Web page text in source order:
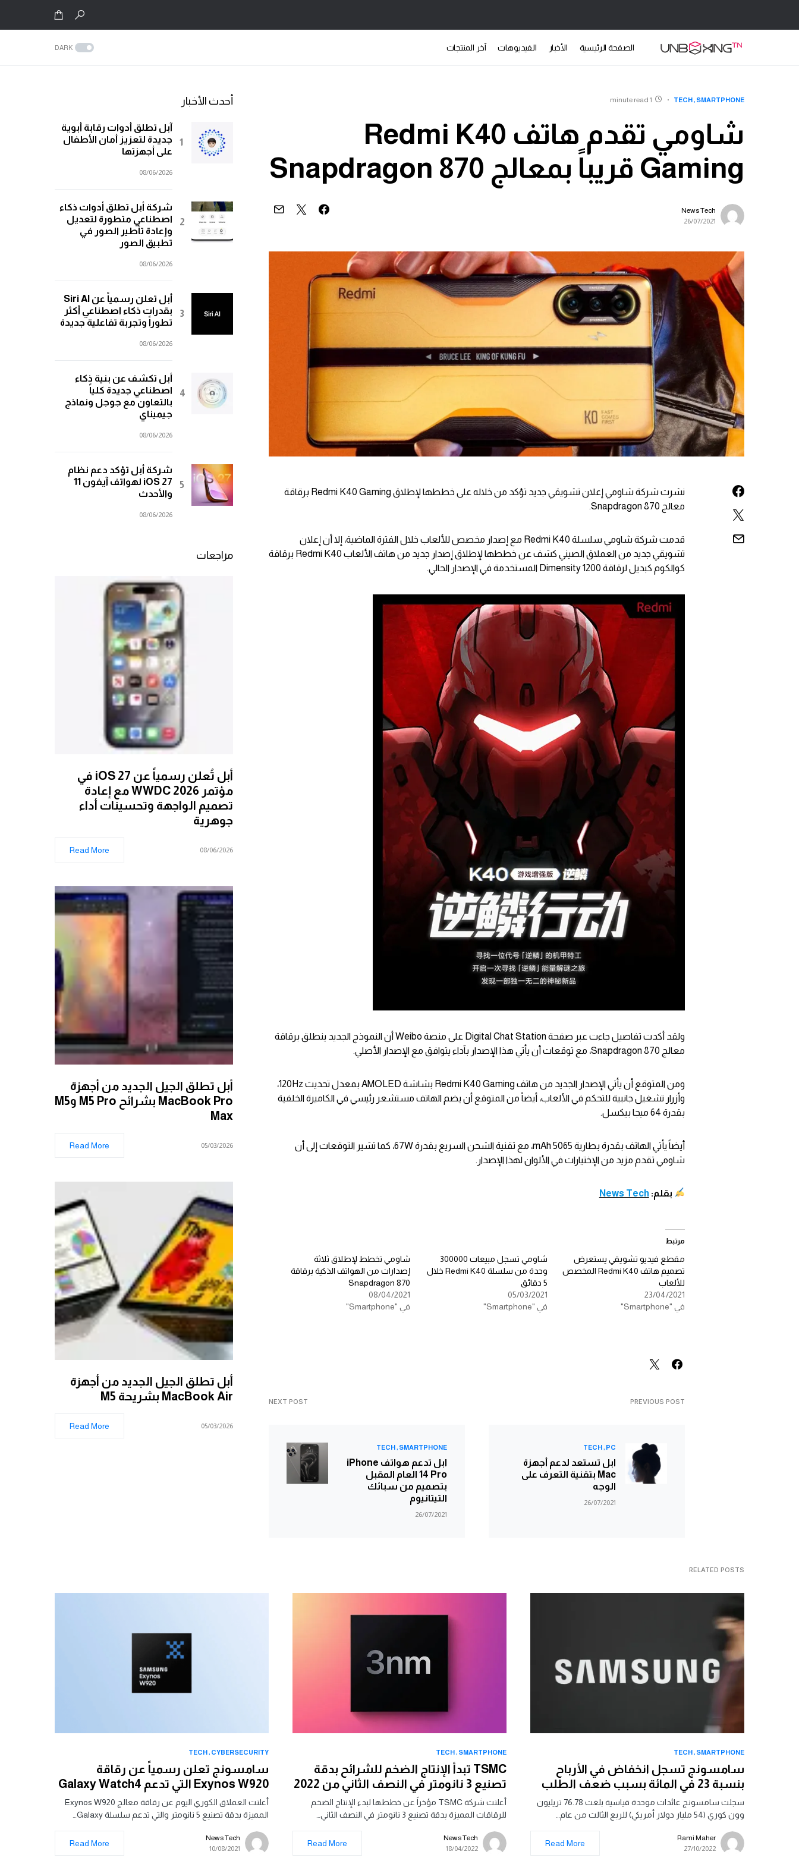
الصفحة الرئيسية الأخبار الفيديوهات آخر المنتجات DARK
SMARTPHONE
TECH
1 minute read
شاومي تقدم هاتف Redmi K40
Gaming قريباً بمعالج Snapdragon 870
News Tech
26/07/2021
نشرت شركة شاومي إعلان تشويقي جديد تؤكد من خلاله على خططها لإطلاق Redmi K40 Gaming برقاقة
معالج Snapdragon 870.
قدمت شركة شاومي سلسلة Redmi K40 مع إصدار مخصص للألعاب خلال الفترة الماضية، إلا أن إعلان
تشويقي جديد من العملاق الصيني كشف عن خططها لإطلاق إصدار جديد من هاتف الألعاب Redmi K40 برقاقة
كوالكوم كبديل لرقاقة Dimensity 1200 المستخدمة في الإصدار الحالي.
ولقد أكدت تفاصيل جاءت عبر صفحة Digital Chat Station على منصة Weibo أن النموذج الجديد ينطلق برقاقة
معالج Snapdragon 870، مع توقعات أن يأتي هذا الإصدار بآداء يتوافق مع الإصدار الأصلي.
ومن المتوقع أن يأتي الإصدار الجديد من هاتف Redmi K40 Gaming بشاشة AMOLED بمعدل تحديث 120Hz،
وأزرار تشغيل جانبية للتحكم في الألعاب، أيضاً من المتوقع أن يضم الهاتف مستشعر رئيسي في الكاميرة الخلفية
بقدرة 64 ميجا بيكسل.
أيضاً يأتي الهاتف بقدرة بطارية 5065 mAh، مع تقنية الشحن السريع بقدرة 67W، كما تشير التوقعات إلى أن
شاومي تقدم مزيد من الإختيارات في الألوان لهذا الإصدار.
بقلم:News Tech
مرتبط
مقطع فيديو تشويقي يستعرض
تصميم هاتف Redmi K40 المخصص
للألعاب
23/04/2021
في "Smartphone"
شاومي تسجل مبيعات 300000
وحدة من سلسلة Redmi K40 خلال
5 دقائق
05/03/2021
في "Smartphone"
شاومي تخطط لإطلاق ثلاثة
إصدارات من الهواتف الذكية برقاقة
Snapdragon 870
08/04/2021
في "Smartphone"
PREVIOUS POST
PC
TECH
ابل تستعد لدعم أجهزة
Mac بتقنية التعرف على
الوجه
26/07/2021
NEXT POST
SMARTPHONE
TECH
ابل تدعم هواتف iPhone
14 Pro العام المقبل
بتصميم من سبائك
التيتانيوم
26/07/2021
أحدث الأخبار
آبل تطلق أدوات رقابة أبوية
جديدة لتعزيز أمان الأطفال
على أجهزتها
08/06/2026
شركة أبل تطلق أدوات ذكاء
اصطناعي متطورة لتعديل
وإعادة تأطير الصور في
تطبيق الصور
08/06/2026
أبل تعلن رسمياً عن Siri AI
بقدرات ذكاء اصطناعي أكثر
تطوراً وتجربة تفاعلية جديدة
08/06/2026
أبل تكشف عن بنية ذكاء
اصطناعي جديدة كلياً
بالتعاون مع جوجل ونماذج
جيميناي
08/06/2026
شركة أبل تؤكد دعم نظام
iOS 27 لهواتف آيفون 11
والأحدث
08/06/2026
مراجعات
أبل تُعلن رسمياً عن iOS 27 في
مؤتمر WWDC 2026 مع إعادة
تصميم الواجهة وتحسينات أداء
جوهرية
08/06/2026
Read More
أبل تطلق الجيل الجديد من أجهزة
MacBook Pro بشرائح M5 Pro وM5
Max
05/03/2026
Read More
أبل تطلق الجيل الجديد من أجهزة
MacBook Air بشريحة M5
05/03/2026
Read More
RELATED POSTS
SMARTPHONE
TECH
سامسونج تسجل انخفاض في الأرباح
بنسبة 23 في المائة بسبب ضعف الطلب
سجلت سامسونج عائدات موحدة قياسية بلغت 76.78 تريليون
وون كوري (54 مليار دولار أمريكي) للربع الثالث من عام…
Rami Maher
27/10/2022
Read More
SMARTPHONE
TECH
TSMC تبدأ الإنتاج الضخم للشرائح بدقة
تصنيع 3 نانومتر في النصف الثاني من 2022
أعلنت شركة TSMC مؤخراً عن خططها لبدء الإنتاج الضخم
للرقاقات المميزة بدقة تصنيع 3 نانومتر في النصف الثاني…
News Tech
18/04/2022
Read More
CYBERSECURITY
TECH
سامسونج تعلن رسمياً عن رقاقة
Exynos W920 التي تدعم Galaxy Watch4
أعلنت العملاق الكوري اليوم عن رقاقة معالج Exynos W920
المميزة بدقة تصنيع 5 نانومتر والتي تدعم سلسلة Galaxy…
News Tech
10/08/2021
Read More